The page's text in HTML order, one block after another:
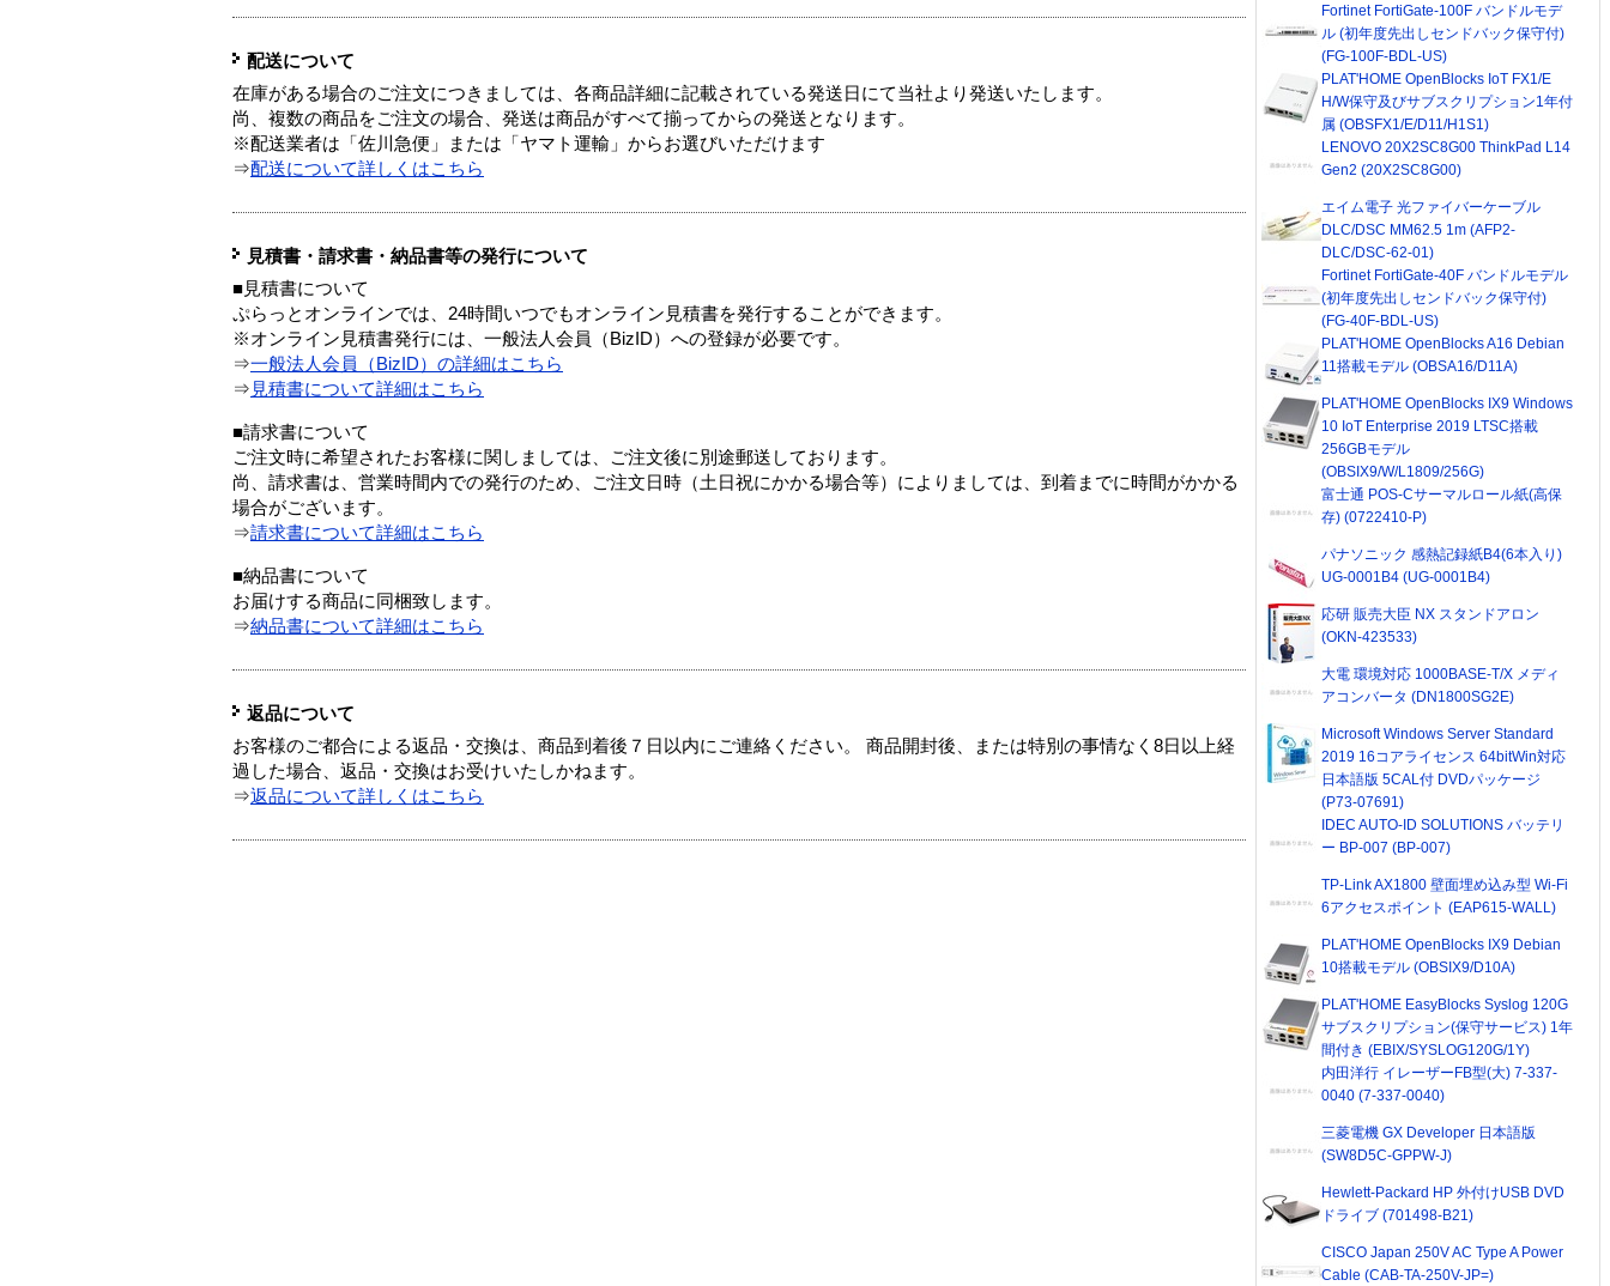
配送について
在庫がある場合のご注文につきましては、各商品詳細に記載されている発送日にて当社より発送いたします。
尚、複数の商品をご注文の場合、発送は商品がすべて揃ってからの発送となります。
※配送業者は「佐川急便」または「ヤマト運輸」からお選びいただけます
⇒配送について詳しくはこちら
見積書・請求書・納品書等の発行について
■見積書について
ぷらっとオンラインでは、24時間いつでもオンライン見積書を発行することができます。
※オンライン見積書発行には、一般法人会員（BizID）への登録が必要です。
⇒一般法人会員（BizID）の詳細はこちら
⇒ 見積書について詳細はこちら
■請求書について
ご注文時に希望されたお客様に関しましては、ご注文後に別途郵送しております。
尚、請求書は、営業時間内での発行のため、ご注文日時（土日祝にかかる場合等）によりましては、到着までに時間がかかる
場合がございます。
⇒請求書について詳細はこちら
■納品書について
お届けする商品に同梱致します。
⇒納品書について詳細はこちら
返品について
お客様のご都合による返品・交換は、商品到着後７日以内にご連絡ください。 商品開封後、または特別の事情なく8日以上経
過した場合、返品・交換はお受けいたしかねます。
⇒返品について詳しくはこちら
Fortinet FortiGate-100F バンドルモデ
ル (初年度先出しセンドバック保守付)
(FG-100F-BDL-US)
PLAT'HOME OpenBlocks IoT FX1/E
H/W保守及びサブスクリプション1年付
属 (OBSFX1/E/D11/H1S1)
LENOVO 20X2SC8G00 ThinkPad L14
Gen2 (20X2SC8G00)
エイム電子 光ファイバーケーブル
DLC/DSC MM62.5 1m (AFP2-
DLC/DSC-62-01)
Fortinet FortiGate-40F バンドルモデル
(初年度先出しセンドバック保守付)
(FG-40F-BDL-US)
PLAT'HOME OpenBlocks A16 Debian
11搭載モデル (OBSA16/D11A)
PLAT'HOME OpenBlocks IX9 Windows
10 IoT Enterprise 2019 LTSC搭載
256GBモデル
(OBSIX9/W/L1809/256G)
富士通 POS-Cサーマルロール紙(高保
存) (0722410-P)
パナソニック 感熱記録紙B4(6本入り)
UG-0001B4 (UG-0001B4)
応研 販売大臣 NX スタンドアロン
(OKN-423533)
大電 環境対応 1000BASE-T/X メディ
アコンバータ (DN1800SG2E)
Microsoft Windows Server Standard
2019 16コアライセンス 64bitWin対応
日本語版 5CAL付 DVDパッケージ
(P73-07691)
IDEC AUTO-ID SOLUTIONS バッテリ
ー BP-007 (BP-007)
TP-Link AX1800 壁面埋め込み型 Wi-Fi
6アクセスポイント (EAP615-WALL)
PLAT'HOME OpenBlocks IX9 Debian
10搭載モデル (OBSIX9/D10A)
PLAT'HOME EasyBlocks Syslog 120G
サブスクリプション(保守サービス) 1年
間付き (EBIX/SYSLOG120G/1Y)
内田洋行 イレーザーFB型(大) 7-337-
0040 (7-337-0040)
三菱電機 GX Developer 日本語版
(SW8D5C-GPPW-J)
Hewlett-Packard HP 外付けUSB DVD
ドライブ (701498-B21)
CISCO Japan 250V AC Type A Power
Cable (CAB-TA-250V-JP=)